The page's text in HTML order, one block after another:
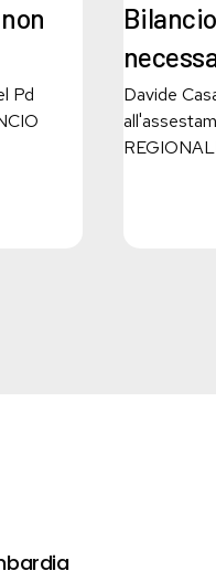
Pd
manca
la
svolta
necessaria
Davide